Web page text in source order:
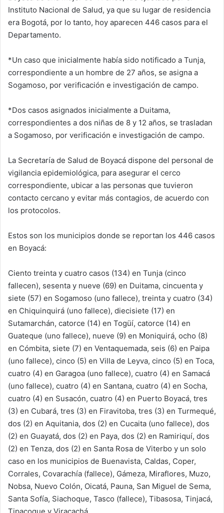
Instituto Nacional de Salud, ya que su lugar de residencia
era Bogotá, por lo tanto, hoy aparecen 446 casos para el
Departamento.
*Un caso que inicialmente había sido notificado a Tunja,
correspondiente a un hombre de 27 años, se asigna a
Sogamoso, por verificación e investigación de campo.
*Dos casos asignados inicialmente a Duitama,
correspondientes a dos niñas de 8 y 12 años, se trasladan
a Sogamoso, por verificación e investigación de campo.
La Secretaría de Salud de Boyacá dispone del personal de
vigilancia epidemiológica, para asegurar el cerco
correspondiente, ubicar a las personas que tuvieron
contacto cercano y evitar más contagios, de acuerdo con
los protocolos.
Estos son los municipios donde se reportan los 446 casos
en Boyacá:
Ciento treinta y cuatro casos (134) en Tunja (cinco
fallecen), sesenta y nueve (69) en Duitama, cincuenta y
siete (57) en Sogamoso (uno fallece), treinta y cuatro (34)
en Chiquinquirá (uno fallece), diecisiete (17) en
Sutamarchán, catorce (14) en Togüí, catorce (14) en
Guateque (uno fallece), nueve (9) en Moniquirá, ocho (8)
en Cómbita, siete (7) en Ventaquemada, seis (6) en Paipa
(uno fallece), cinco (5) en Villa de Leyva, cinco (5) en Toca,
cuatro (4) en Garagoa (uno fallece), cuatro (4) en Samacá
(uno fallece), cuatro (4) en Santana, cuatro (4) en Socha,
cuatro (4) en Susacón, cuatro (4) en Puerto Boyacá, tres
(3) en Cubará, tres (3) en Firavitoba, tres (3) en Turmequé,
dos (2) en Aquitania, dos (2) en Cucaita (uno fallece), dos
(2) en Guayatá, dos (2) en Paya, dos (2) en Ramiriquí, dos
(2) en Tenza, dos (2) en Santa Rosa de Viterbo y un solo
caso en los municipios de Buenavista, Caldas, Coper,
Corrales, Covarachía (fallece), Gámeza, Miraflores, Muzo,
Nobsa, Nuevo Colón, Oicatá, Pauna, San Miguel de Sema,
Santa Sofía, Siachoque, Tasco (fallece), Tibasosa, Tinjacá,